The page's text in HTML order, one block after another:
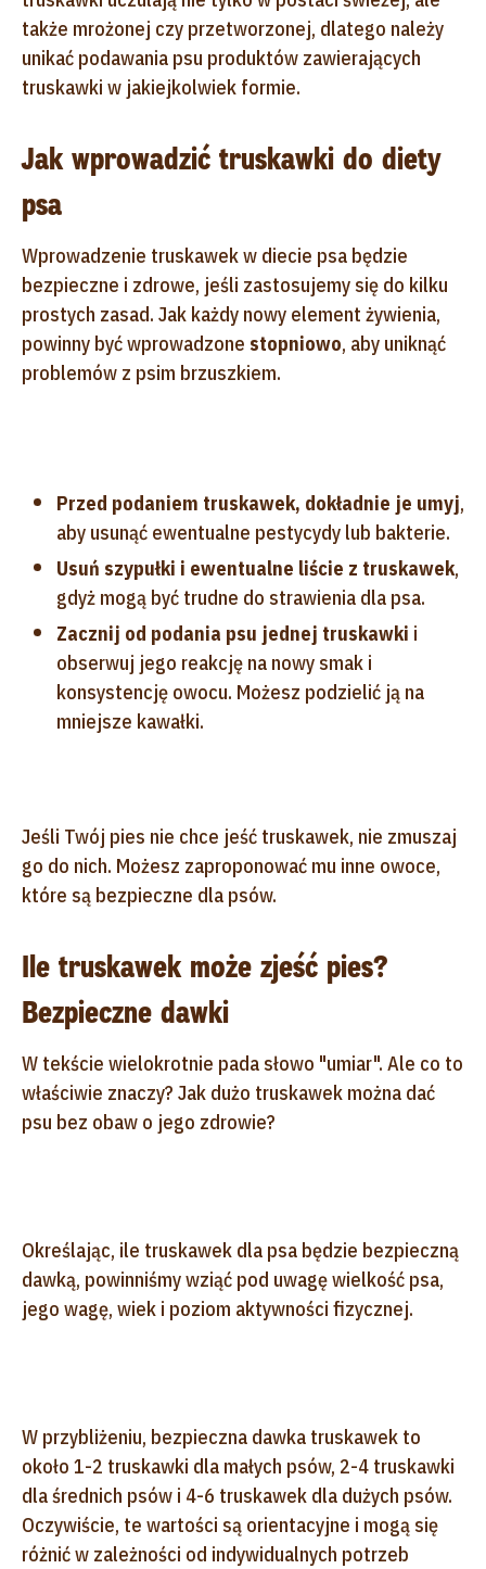
także mrożonej czy przetworzonej, dlatego należy
unikać podawania psu produktów zawierających
truskawki w jakiejkolwiek formie.
Jak wprowadzić truskawki do diety
psa
Wprowadzenie truskawek w diecie psa będzie
bezpieczne i zdrowe, jeśli zastosujemy się do kilku
prostych zasad. Jak każdy nowy element żywienia,
powinny być wprowadzone stopniowo, aby uniknąć
problemów z psim brzuszkiem.
Przed podaniem truskawek, dokładnie je umyj,
aby usunąć ewentualne pestycydy lub bakterie.
Usuń szypułki i ewentualne liście z truskawek,
gdyż mogą być trudne do strawienia dla psa.
Zacznij od podania psu jednej truskawki i
obserwuj jego reakcję na nowy smak i
konsystencję owocu. Możesz podzielić ją na
mniejsze kawałki.
Jeśli Twój pies nie chce jeść truskawek, nie zmuszaj
go do nich. Możesz zaproponować mu inne owoce,
które są bezpieczne dla psów.
Ile truskawek może zjeść pies?
Bezpieczne dawki
W tekście wielokrotnie pada słowo "umiar". Ale co to
właściwie znaczy? Jak dużo truskawek można dać
psu bez obaw o jego zdrowie?
Określając, ile truskawek dla psa będzie bezpieczną
dawką, powinniśmy wziąć pod uwagę wielkość psa,
jego wagę, wiek i poziom aktywności fizycznej.
W przybliżeniu, bezpieczna dawka truskawek to
około 1-2 truskawki dla małych psów, 2-4 truskawki
dla średnich psów i 4-6 truskawek dla dużych psów.
Oczywiście, te wartości są orientacyjne i mogą się
różnić w zależności od indywidualnych potrzeb